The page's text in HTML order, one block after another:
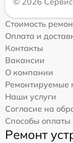
Стоимость
Оплата и
Контакты
Вакансии
О компании
Ремонтируемые
Наши услуги
Согласие на
Способы оплаты
Ремонт